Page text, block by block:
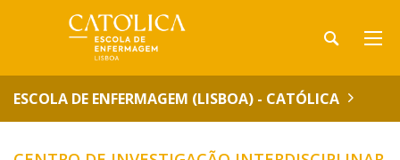
ESCOLA DE ENFERMAGEM (LISBOA) - CATÓLICA